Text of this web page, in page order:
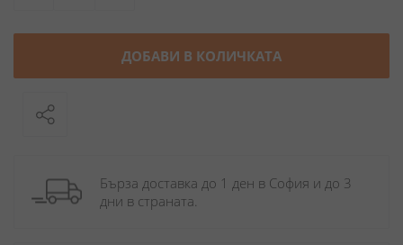
ДОБАВИ В КОЛИЧКАТА
Бърза доставка до 1 ден в София и до 3
дни в страната.